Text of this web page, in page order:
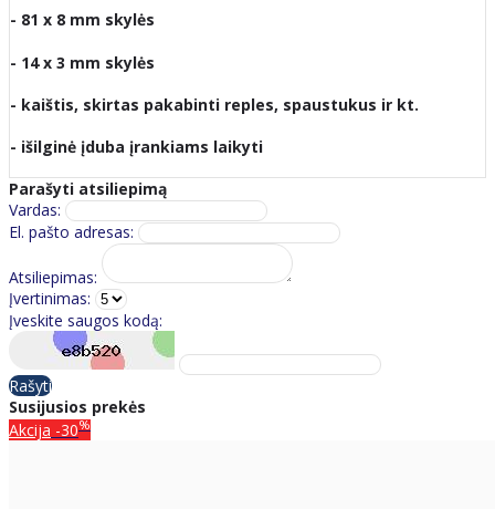
- 81 x 8 mm skylės
- 14 x 3 mm skylės
- kaištis, skirtas pakabinti reples, spaustukus ir kt.
- išilginė įduba įrankiams laikyti
Parašyti atsiliepimą
Vardas:
El. pašto adresas:
Atsiliepimas:
Įvertinimas:
Įveskite saugos kodą:
Rašyti
Susijusios prekės
Akcija -30%